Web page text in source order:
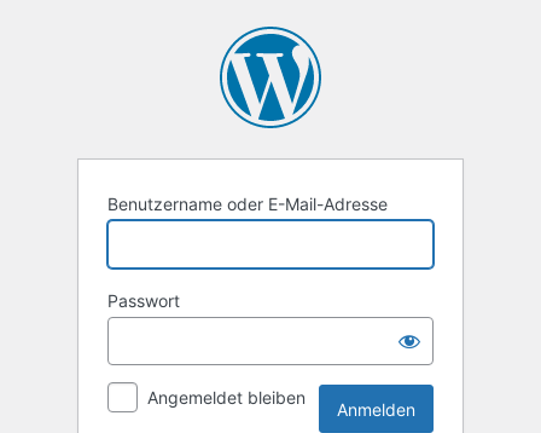
Benutzername oder E-Mail-Adresse
Passwort
Angemeldet bleiben